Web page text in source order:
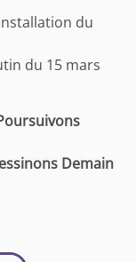
du
du 15 mars
Demain